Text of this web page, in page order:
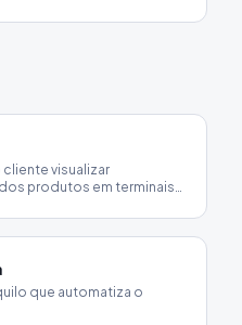
visualizar
produtos em terminais
que automatiza o